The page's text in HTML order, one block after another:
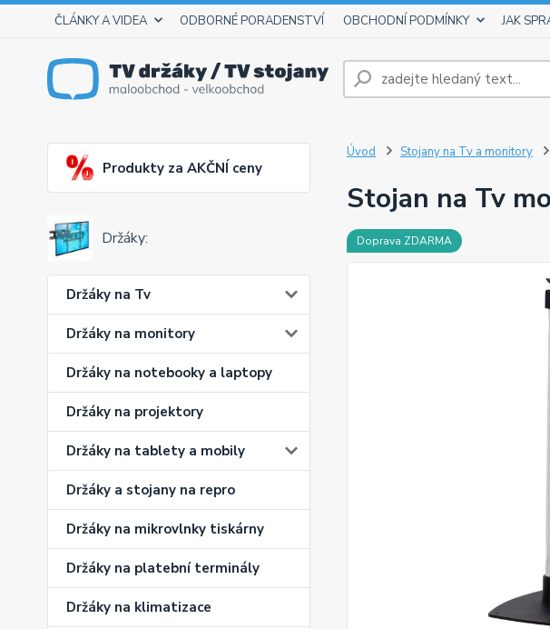
ČLÁNKY A VIDEA ODBORNÉ PORADENSTVÍ OBCHODNÍ PODMÍNKY JAK
Produkty za AKČNÍ ceny
Držáky:
Držáky na Tv
Držáky na monitory
Držáky na notebooky a laptopy
Držáky na projektory
Držáky na tablety a mobily
Držáky a stojany na repro
Držáky na mikrovlnky tiskárny
Držáky na platební terminály
Držáky na klimatizace
Úvod Stojany na Tv a monitory
Stojan na Tv
Doprava ZDARMA